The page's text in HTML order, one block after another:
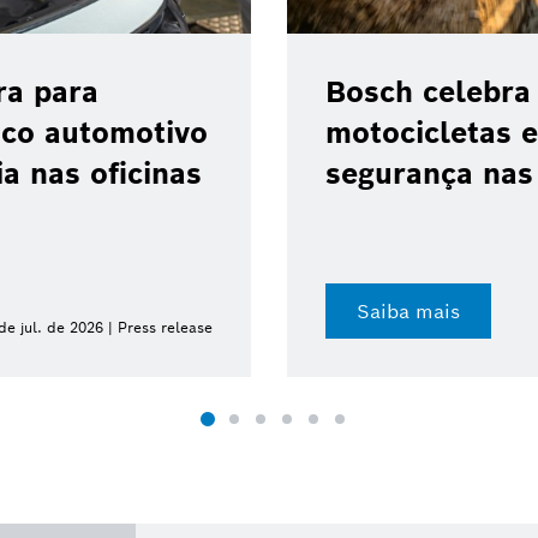
Bosch celebra 10 anos do ABS
motocicletas e reforça avanço da
segurança nas baixas